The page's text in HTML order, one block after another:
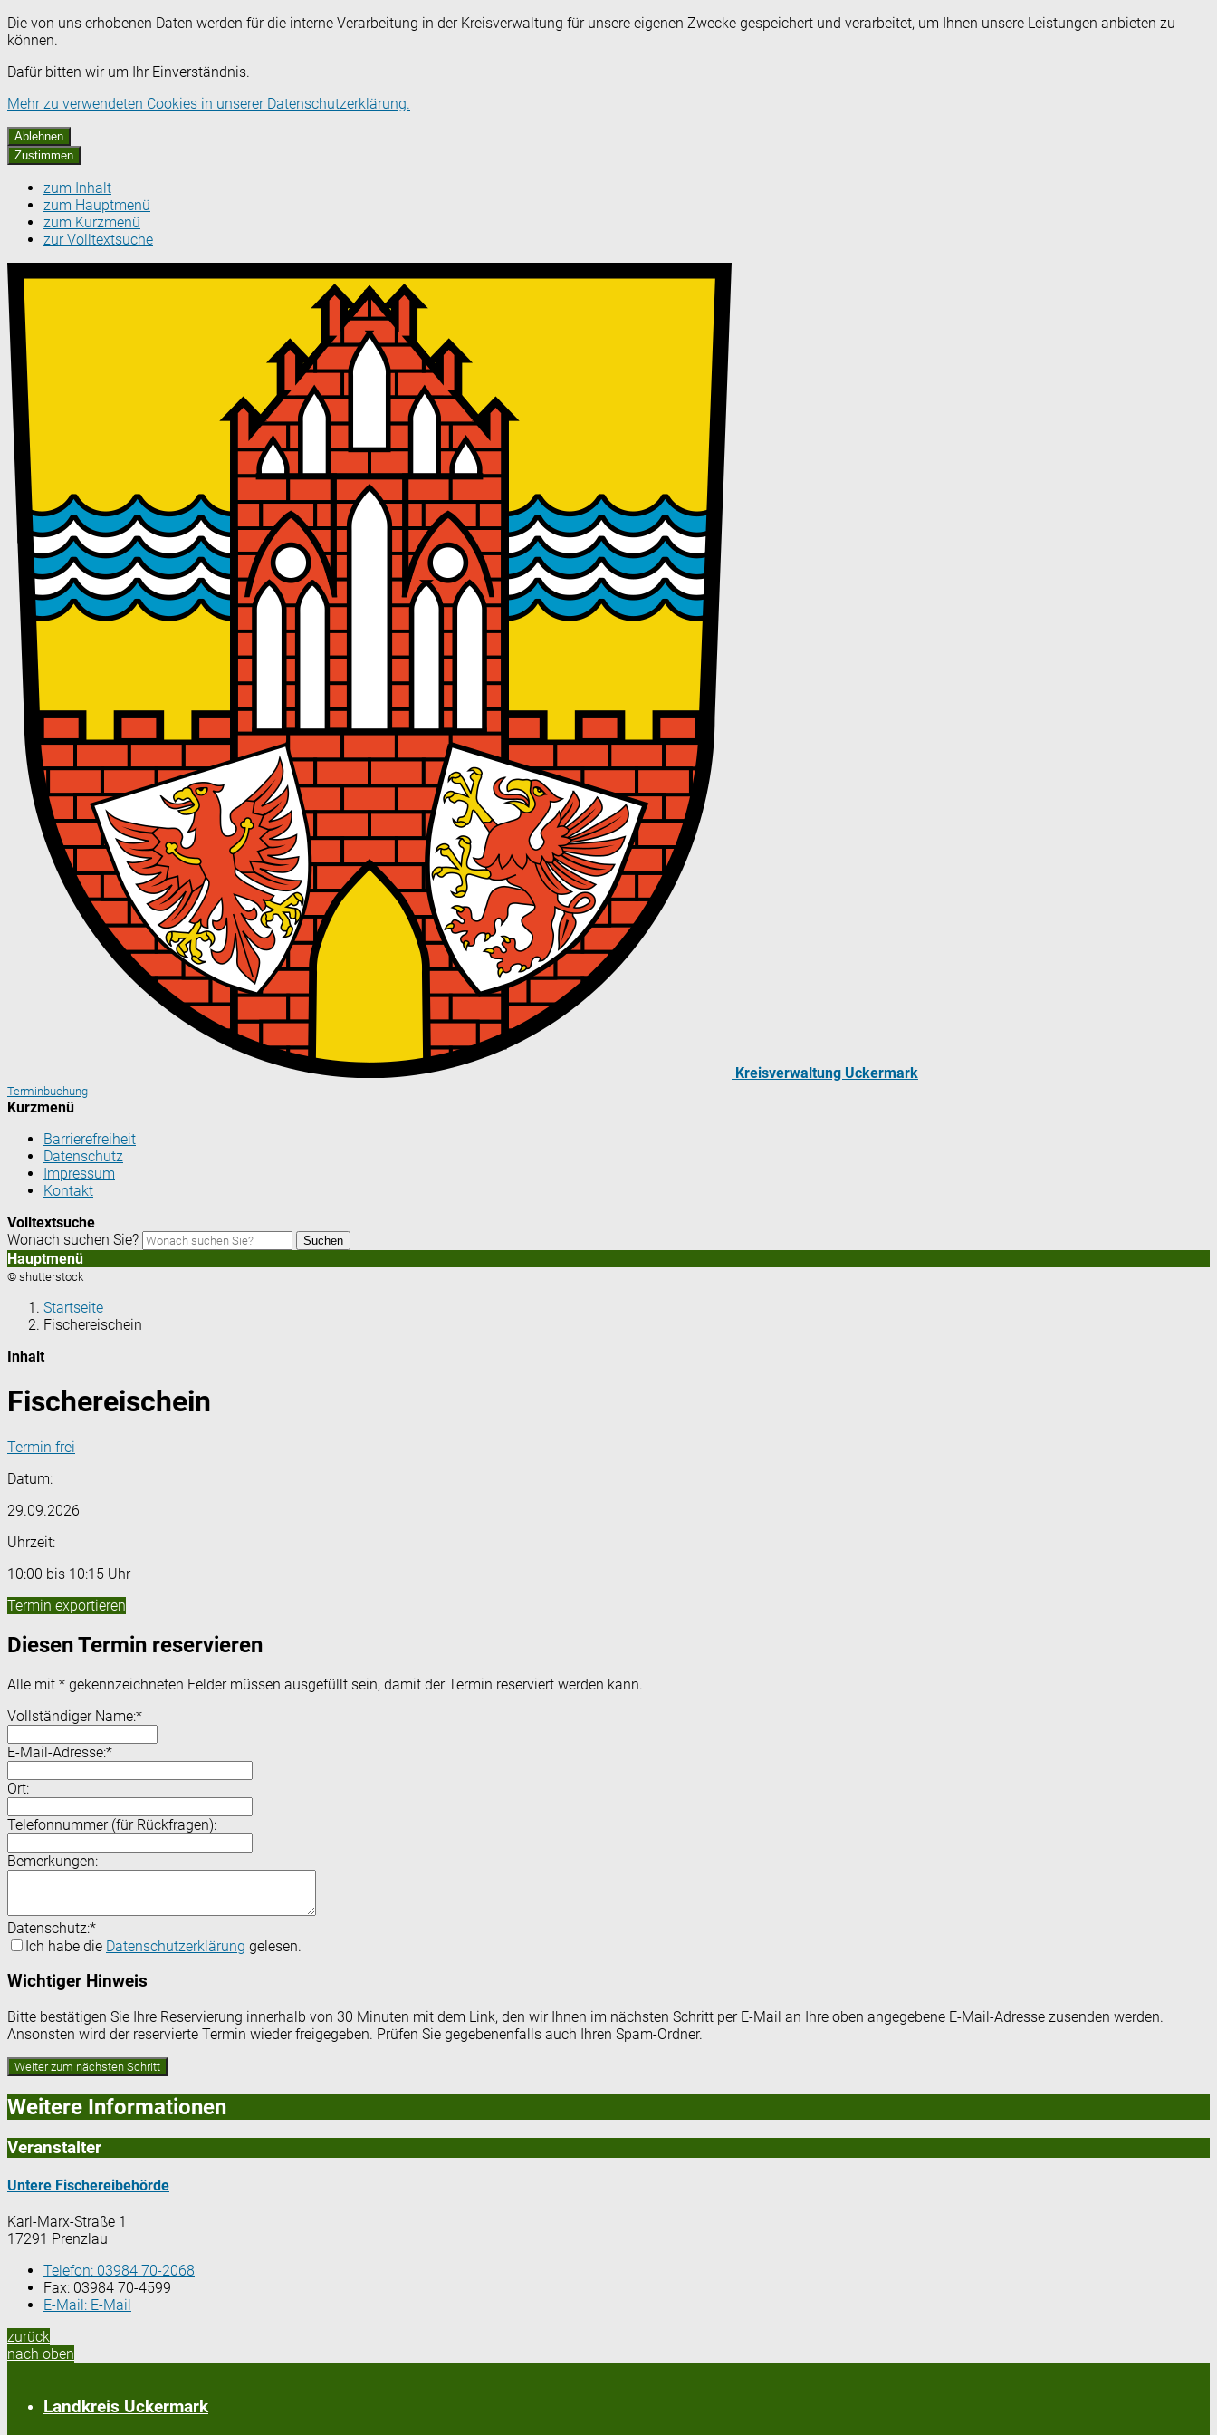
Die von uns erhobenen Daten werden für die interne Verarbeitung in der Kreisverwaltung für unsere eigenen Zwecke gespeichert und verarbeitet, um Ihnen unsere Leistungen anbieten zu
können.
Dafür bitten wir um Ihr Einverständnis.
Mehr zu verwendeten Cookies in unserer Datenschutzerklärung.
Ablehnen
Zustimmen
zum Inhalt
zum Hauptmenü
zum Kurzmenü
zur Volltextsuche
Kreisverwaltung Uckermark
Terminbuchung
Kurzmenü
Barrierefreiheit
Datenschutz
Impressum
Kontakt
Volltextsuche
Wonach suchen Sie?
Suchen
Hauptmenü
© shutterstock
Startseite
Fischereischein
Inhalt
Fischereischein
Termin frei
Datum:
29.09.2026
Uhrzeit:
10:00 bis 10:15 Uhr
Termin exportieren
Diesen Termin reservieren
Alle mit * gekennzeichneten Felder müssen ausgefüllt sein, damit der Termin reserviert werden kann.
Vollständiger Name:*
E-Mail-Adresse:*
Ort:
Telefonnummer (für Rückfragen):
Bemerkungen:
Datenschutz:*
Ich habe die Datenschutzerklärung gelesen.
Wichtiger Hinweis
Bitte bestätigen Sie Ihre Reservierung innerhalb von 30 Minuten mit dem Link, den wir Ihnen im nächsten Schritt per E-Mail an Ihre oben angegebene E-Mail-Adresse zusenden werden.
Ansonsten wird der reservierte Termin wieder freigegeben. Prüfen Sie gegebenenfalls auch Ihren Spam-Ordner.
Weitere Informationen
Veranstalter
Untere Fischereibehörde
Karl-Marx-Straße 1
17291 Prenzlau
Telefon: 03984 70-2068
Fax: 03984 70-4599
E-Mail: E-Mail
zurück
nach oben
Landkreis Uckermark